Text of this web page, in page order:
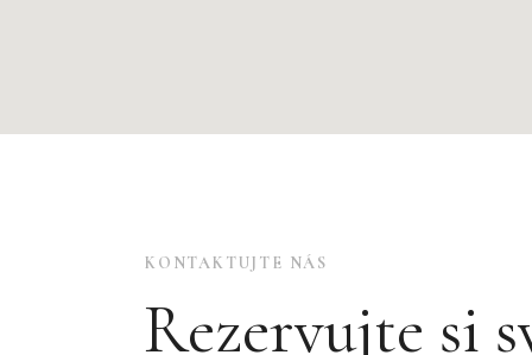
KONTAKTUJTE NÁS
Rezervujte si